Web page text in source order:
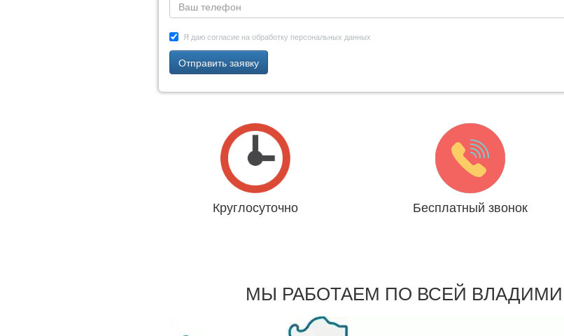
Я даю согласие на обработку персональных данных
Отправить заявку
Круглосуточно Бесплатный звонок
МЫ РАБОТАЕМ ПО ВСЕЙ